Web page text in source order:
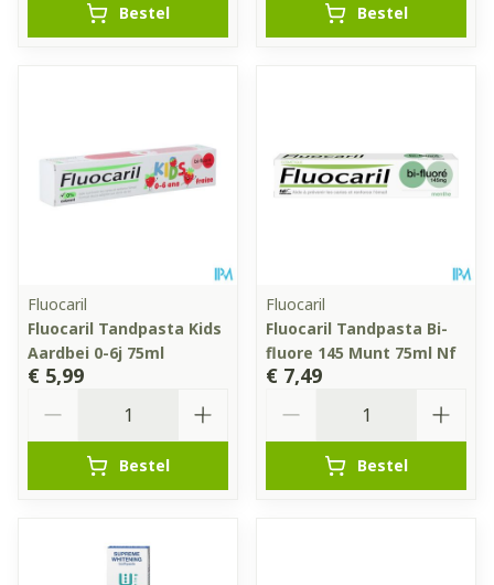
Bestel Bestel
Fluocaril
Fluocaril Tandpasta Kids
Aardbei 0-6j 75ml
€ 5,99
Bestel
Fluocaril
Fluocaril Tandpasta Bi-
fluore 145 Munt 75ml Nf
€ 7,49
Bestel